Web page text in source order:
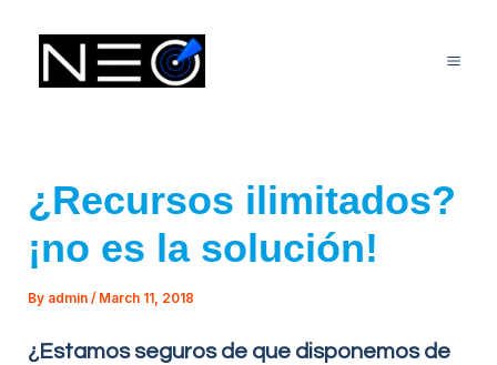
contenido
¿Recursos ilimitados?
¡no es la solución!
By admin/ March 11, 2018
¿Estamos seguros de que disponemos de